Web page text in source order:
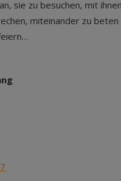
sie zu besuchen, mit
miteinander zu